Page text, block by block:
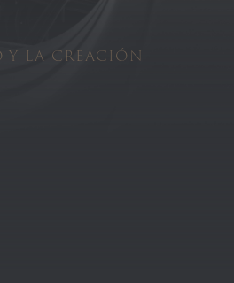
Y LA CREACIÓN